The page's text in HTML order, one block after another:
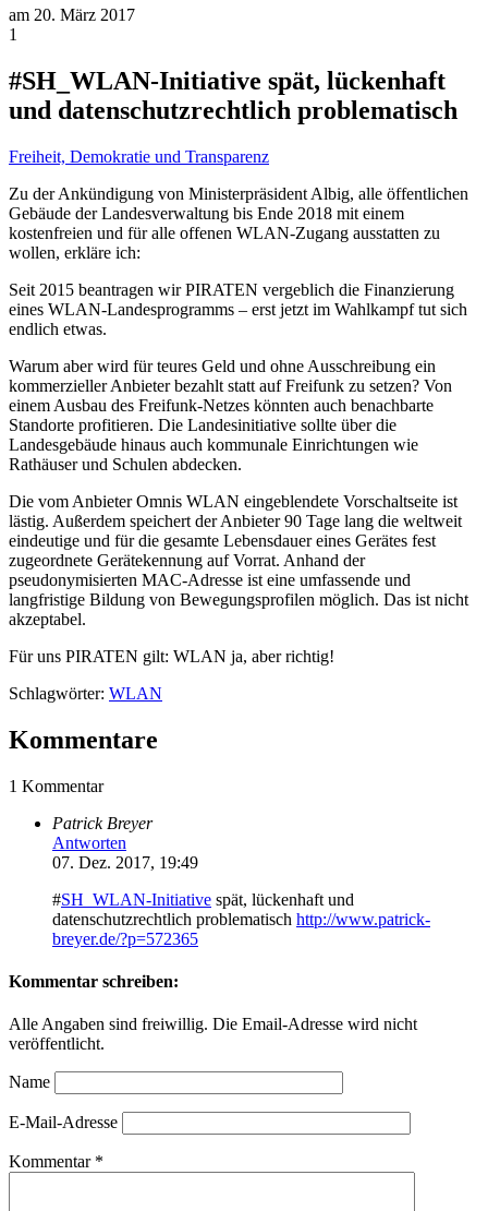
am 20. März 2017
1
#SH_WLAN-Initiative spät, lückenhaft
und datenschutzrechtlich problematisch
Freiheit, Demokratie und Transparenz
Zu der Ankündigung von Ministerpräsident Albig, alle öffentlichen
Gebäude der Landesverwaltung bis Ende 2018 mit einem
kostenfreien und für alle offenen WLAN-Zugang ausstatten zu
wollen, erkläre ich:
Seit 2015 beantragen wir PIRATEN vergeblich die Finanzierung
eines WLAN-Landesprogramms – erst jetzt im Wahlkampf tut sich
endlich etwas.
Warum aber wird für teures Geld und ohne Ausschreibung ein
kommerzieller Anbieter bezahlt statt auf Freifunk zu setzen? Von
einem Ausbau des Freifunk-Netzes könnten auch benachbarte
Standorte profitieren. Die Landesinitiative sollte über die
Landesgebäude hinaus auch kommunale Einrichtungen wie
Rathäuser und Schulen abdecken.
Die vom Anbieter Omnis WLAN eingeblendete Vorschaltseite ist
lästig. Außerdem speichert der Anbieter 90 Tage lang die weltweit
eindeutige und für die gesamte Lebensdauer eines Gerätes fest
zugeordnete Gerätekennung auf Vorrat. Anhand der
pseudonymisierten MAC-Adresse ist eine umfassende und
langfristige Bildung von Bewegungsprofilen möglich. Das ist nicht
akzeptabel.
Für uns PIRATEN gilt: WLAN ja, aber richtig!
Schlagwörter: WLAN
Kommentare
1 Kommentar
Patrick Breyer
Antworten
07. Dez. 2017, 19:49
#SH_WLAN-Initiative spät, lückenhaft und
datenschutzrechtlich problematisch http://www.patrick-
breyer.de/?p=572365
Kommentar schreiben:
Alle Angaben sind freiwillig. Die Email-Adresse wird nicht
veröffentlicht.
Name
E-Mail-Adresse
Kommentar *